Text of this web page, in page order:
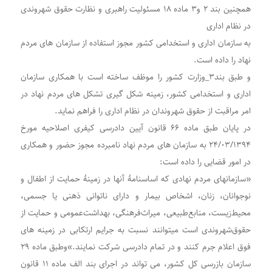
همچنین بند ۲ و۳ ماده ١٨ مسئولیت راهبری و نظارت حقوق شهروندی
در نظام اداری
به سازمان اداری و استخدامی کشور مجوز استفاده از سازمان های مردم
نهاد را داده است.
و طبق بند۳_وزارت کشور را موظف ساخته است با همکاری سازمان
اداری و استخدامی کشور، زمینه شکل گیری تشکل های مردم نهاد در
امر مراقبت از حقوق شهروندان در نظام اداری را فراهم نماید.
در پایان طبق ماده ۶۶ قانون آیین دادرسی کیفری اصلاحیه مورخ
٢۴/٠٣/١٣٩۴ به سازمان های مردم نهاد نامبرده مجوز حضور و همکاری
در امور قضایی را داده است:
«سازمان‏های مردم‏ نهادی که اساسنامۀ آنها در زمینۀ حمایت از اطفال و
نوجوانان، زنان، اشخاص بیمار و دارای ناتوانی ذهنی یا جسمی،
محیط‌زیست، منابع‌طبیعی، میراث‌فرهنگی، بهداشت‌عمومی و حمایت از
حقوق‌شهروندی است می‏توانند نسبت به جرایم ارتکابی در زمینه‏ های
فوق اعلام جرم کنند و در تمام دادرسی شرکت نمایند.»وطبق ماده ۲۹
سازمان بازرسی کل کشور، می تواند در اجرای بند الف ماده ۱۱ قانون